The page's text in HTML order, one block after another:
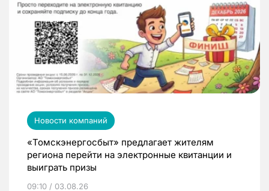
Новости компаний
«Томскэнергосбыт» предлагает жителям
региона перейти на электронные квитанции и
выиграть призы
09:10 / 03.08.26